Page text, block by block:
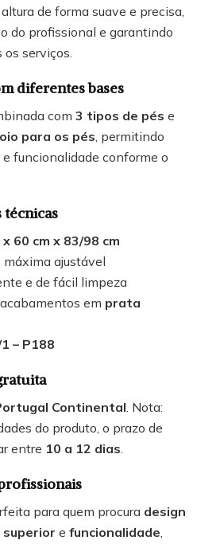
de forma suave e precisa,
do profissional e garantindo
serviços.
diferentes bases
com 3 tipos de pés e
para os pés, permitindo
funcionalidade conforme o
técnicas
x 60 cm x 83/98 cm
ajustável
e de fácil limpeza
em prata
– P188
Continental. Nota:
do produto, o prazo de
entre 10 a 12 dias.
para quem procura design
e funcionalidade,